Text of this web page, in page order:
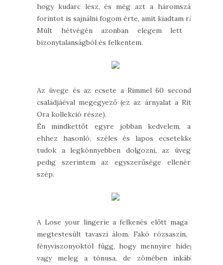
hogy kudarc lesz, és még azt a háromszáz
forintot is sajnálni fogom érte, amit kiadtam rá.
Múlt hétvégén azonban elegem lett a
bizonytalanságból és felkentem.
Az üvege és az ecsete a Rimmel 60 seconds
családjáéval megegyező (ez az árnyalat a Rita
Ora kollekció része).
Én mindkettőt egyre jobban kedvelem, az
ehhez hasonló, széles és lapos ecsetekkel
tudok a legkönnyebben dolgozni, az üvege
pedig szerintem az egyszerűsége ellenére
szép.
A Lose your lingerie a felkenés előtt maga a
megtestesült tavaszi álom. Fakó rózsaszín, a
fényviszonyoktól függ, hogy mennyire hideg
vagy meleg a tónusa, de zömében inkább